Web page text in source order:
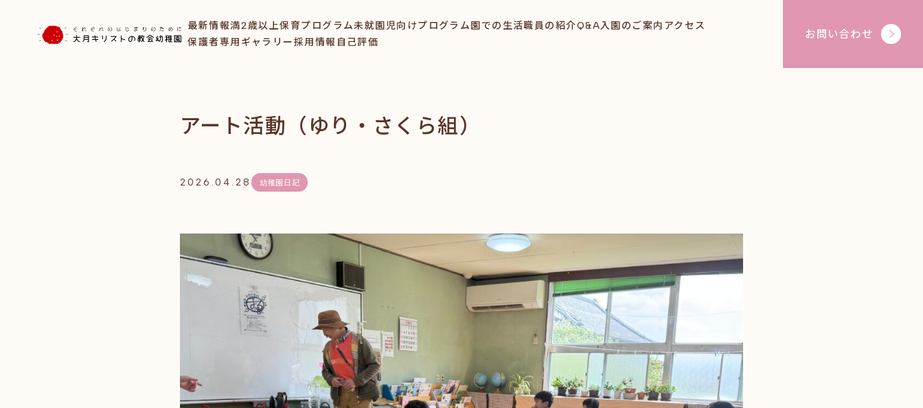
最新情報満2歳以上保育プログラム未就園児向けプログラム 園での生活職員の紹介Q&A入園のご案内 アクセス
保護者専用ギャラリー採用情報 自己評価
お問い合わせ
アート活動（ゆり・さくら組）
2026.04.28 幼稚園日記